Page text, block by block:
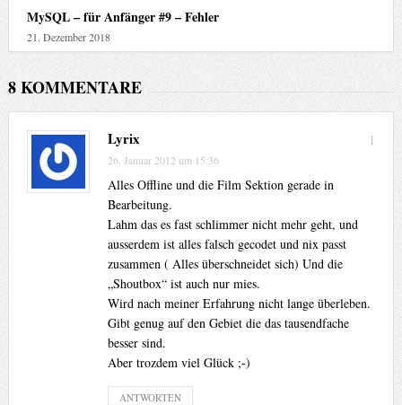
MySQL – für Anfänger #9 – Fehler
21. Dezember 2018
8 KOMMENTARE
1
Lyrix
26. Januar 2012 um 15:36
Alles Offline und die Film Sektion gerade in
Bearbeitung.
Lahm das es fast schlimmer nicht mehr geht, und
ausserdem ist alles falsch gecodet und nix passt
zusammen ( Alles überschneidet sich) Und die
„Shoutbox“ ist auch nur mies.
Wird nach meiner Erfahrung nicht lange überleben.
Gibt genug auf den Gebiet die das tausendfache
besser sind.
Aber trozdem viel Glück ;-)
ANTWORTEN